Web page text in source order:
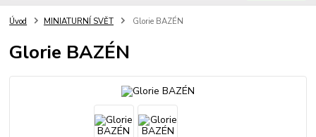
Úvod MINIATURNÍ SVĚT Glorie BAZÉN
Glorie BAZÉN